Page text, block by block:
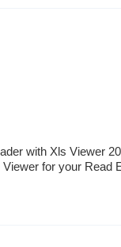
with Xls Viewer
for your Read